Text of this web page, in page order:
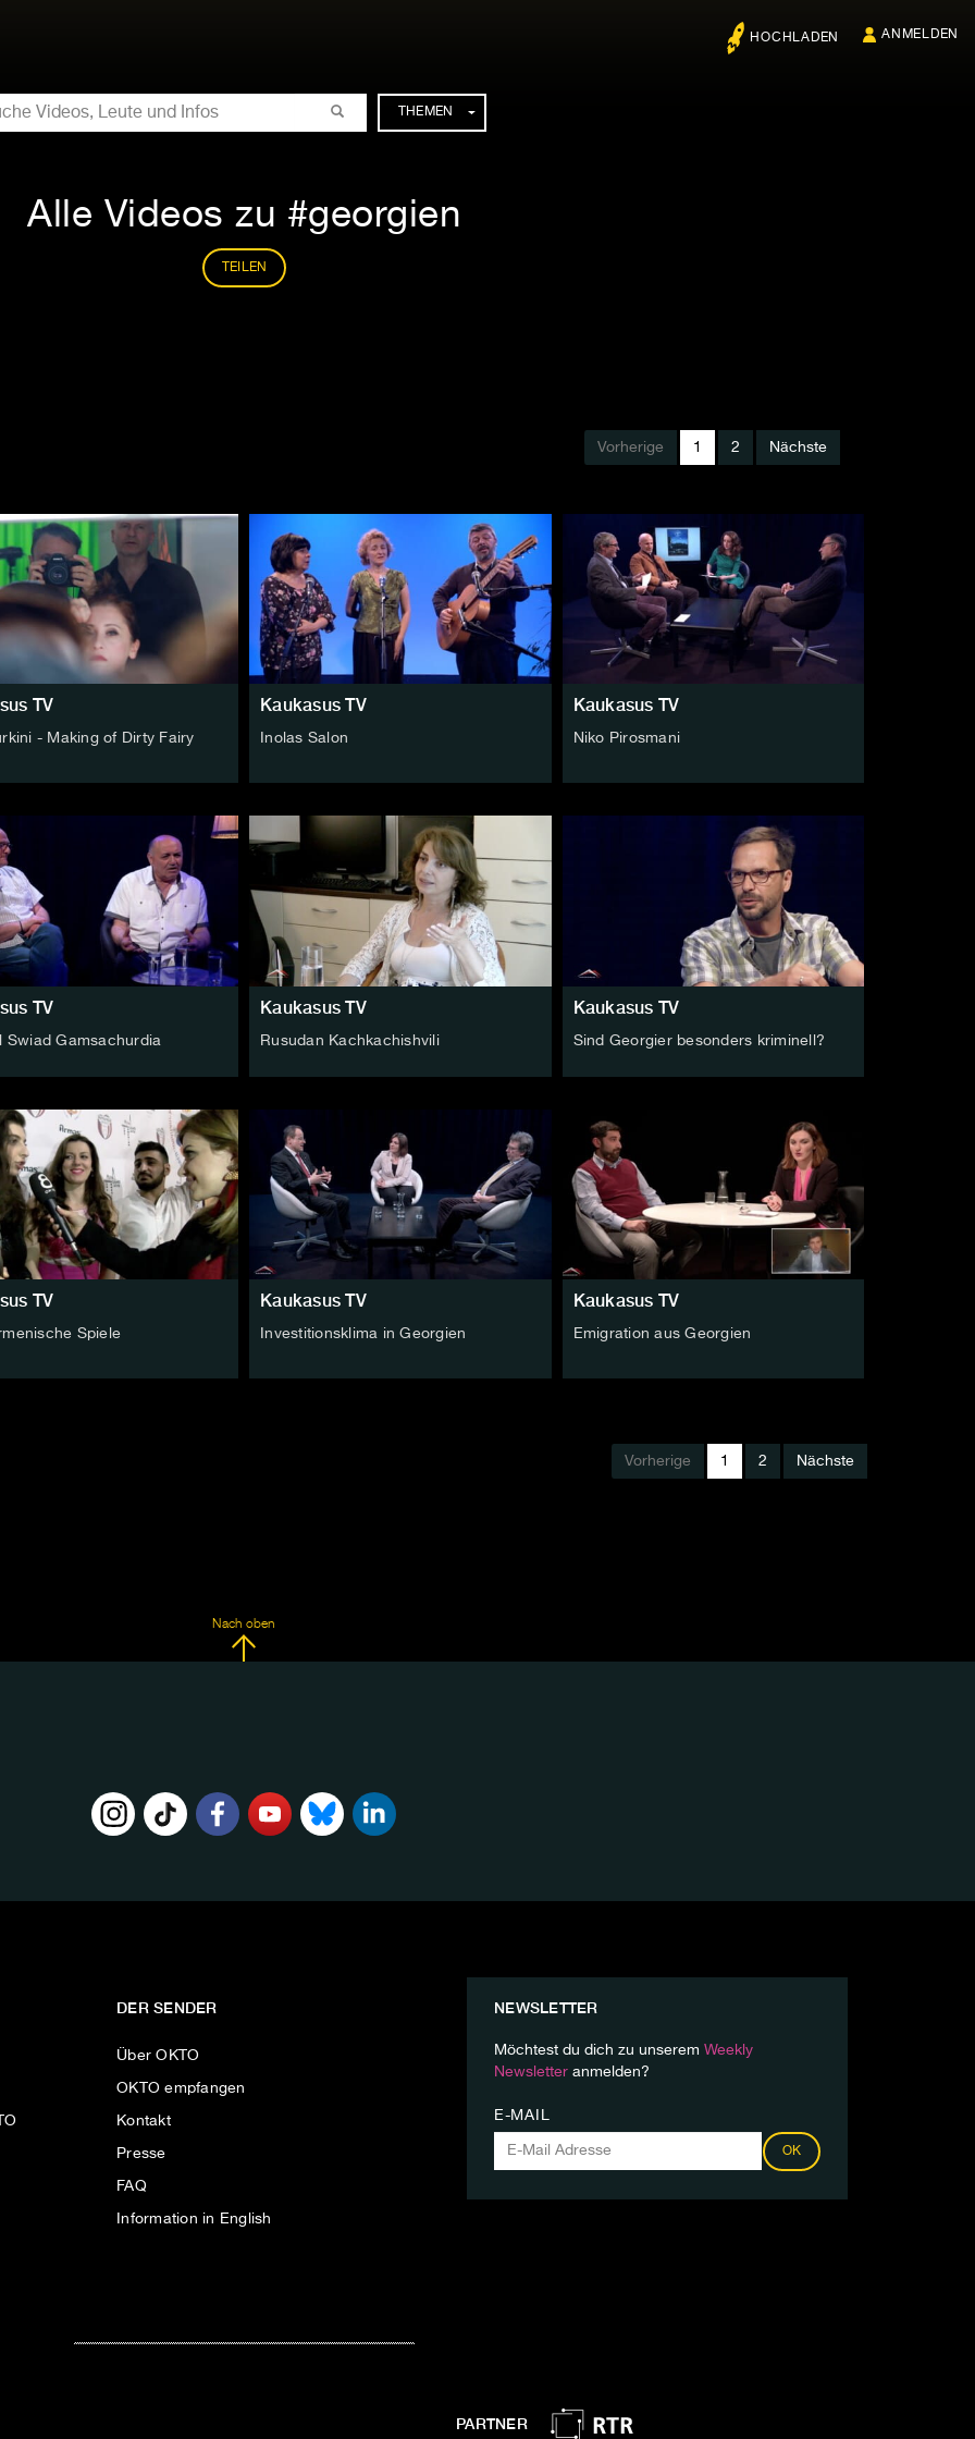
HOCHLADEN ANMELDEN
THEMEN
Alle Videos zu #georgien
TEILEN
Vorherige 1 2 Nächste
TV
- Making of Dirty Fairy
Kaukasus TV
Inolas Salon
Kaukasus TV
Niko Pirosmani
TV
Swiad Gamsachurdia
Kaukasus TV
Rusudan Kachkachishvili
Kaukasus TV
Sind Georgier besonders kriminell?
TV
Spiele
Kaukasus TV
Investitionsklima in Georgien
Kaukasus TV
Emigration aus Georgien
Vorherige 1 2 Nächste
Nach oben
DER SENDER
Über OKTO
OKTO empfangen
Kontakt
Presse
FAQ
Information in English
NEWSLETTER
Möchtest du dich zu unserem Weekly
Newsletter anmelden?
E-MAIL
OK
PARTNER